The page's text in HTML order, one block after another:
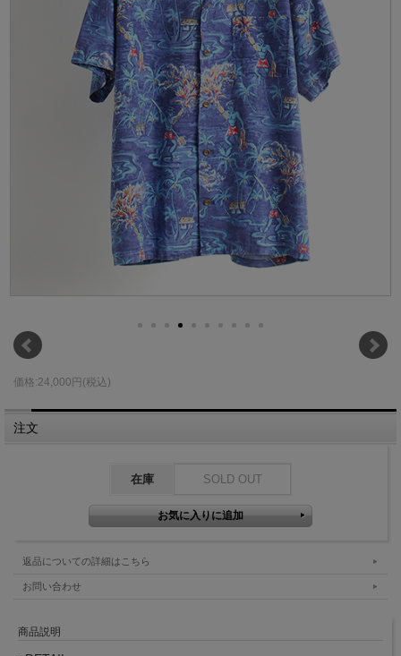
価格:24,000円(税込)
注文
在庫 SOLD OUT
返品についての詳細はこちら
お問い合わせ
商品説明